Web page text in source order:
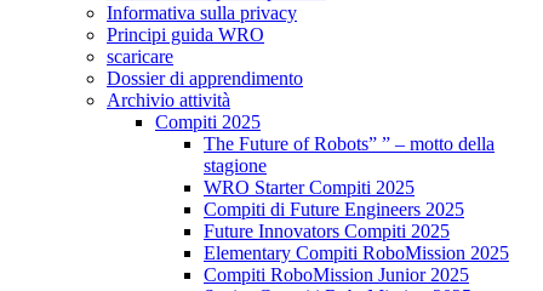
Informativa sulla privacy
Principi guida WRO
scaricare
Dossier di apprendimento
Archivio attività
Compiti 2025
The Future of Robots” ” – motto della
stagione
WRO Starter Compiti 2025
Compiti di Future Engineers 2025
Future Innovators Compiti 2025
Elementary Compiti RoboMission 2025
Compiti RoboMission Junior 2025